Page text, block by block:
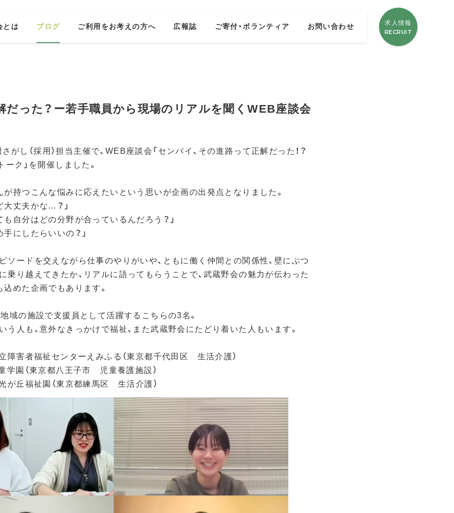
とは ブログ ご利用をお考えの方へ 広報誌 ご寄付・ボランティア お問い合わせ
求人情報
RECRUIT
だった？ー若手職員から現場のリアルを聞くWEB座談会
がし（採用）担当主催で、WEB座談会「センパイ、その進路って正解だった！？
ク」を開催しました。
が持つこんな悩みに応えたいという思いが企画の出発点となりました。
大丈夫かな…？」
も自分はどの分野が合っているんだろう？」
にしたらいいの？」
ソードを交えながら仕事のやりがいや、ともに働く仲間との関係性、壁にぶつ
乗り越えてきたか、リアルに語ってもらうことで、武蔵野会の魅力が伝わった
めた企画でもあります。
地域の施設で支援員として活躍するこちらの3名。
う人も、意外なきっかけで福祉、また武蔵野会にたどり着いた人もいます。
障害者福祉センターえみふる（東京都千代田区 生活介護）
学園（東京都八王子市 児童養護施設）
が丘福祉園（東京都練馬区 生活介護）